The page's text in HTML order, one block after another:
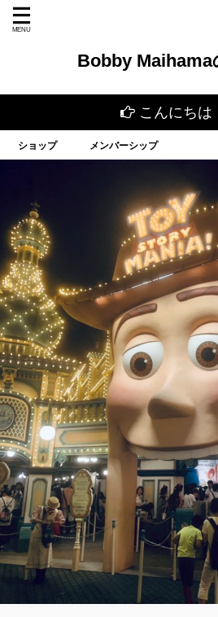
Bobby Maihama
こんにちは
ショップ メンバーシップ